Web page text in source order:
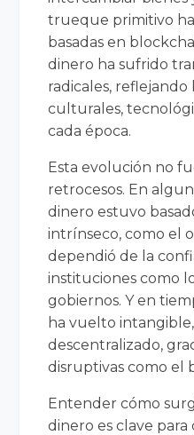
trueque primitivo
basadas en
dinero ha sufrido
radicales, reflejando
culturales,
cada época.
Esta evolución no
retrocesos. En
dinero estuvo
intrínseco, como el
dependió de la
instituciones como
gobiernos. Y en
ha vuelto
descentralizado,
disruptivas como el
Entender cómo
dinero es clave